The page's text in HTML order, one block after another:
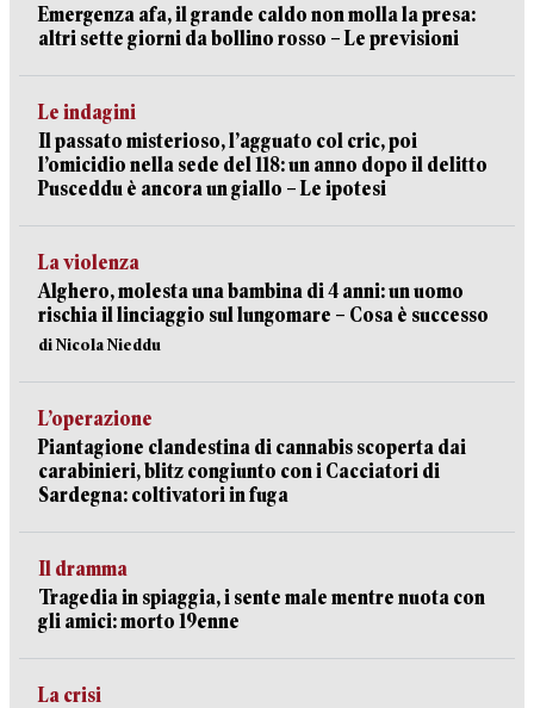
Emergenza afa, il grande caldo non molla la presa:
altri sette giorni da bollino rosso – Le previsioni
Le indagini
Il passato misterioso, l’agguato col cric, poi
l’omicidio nella sede del 118: un anno dopo il delitto
Pusceddu è ancora un giallo – Le ipotesi
La violenza
Alghero, molesta una bambina di 4 anni: un uomo
rischia il linciaggio sul lungomare – Cosa è successo
di Nicola Nieddu
L’operazione
Piantagione clandestina di cannabis scoperta dai
carabinieri, blitz congiunto con i Cacciatori di
Sardegna: coltivatori in fuga
Il dramma
Tragedia in spiaggia, i sente male mentre nuota con
gli amici: morto 19enne
La crisi